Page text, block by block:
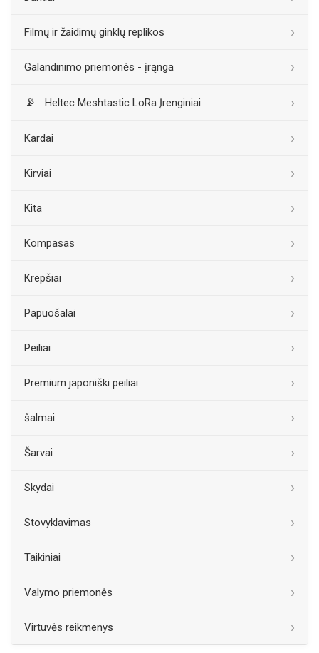
Filmų ir žaidimų ginklų replikos
Galandinimo priemonės - įrąnga
Heltec Meshtastic LoRa Įrenginiai
Kardai
Kirviai
Kita
Kompasas
Krepšiai
Papuošalai
Peiliai
Premium japoniški peiliai
šalmai
Šarvai
Skydai
Stovyklavimas
Taikiniai
Valymo priemonės
Virtuvės reikmenys